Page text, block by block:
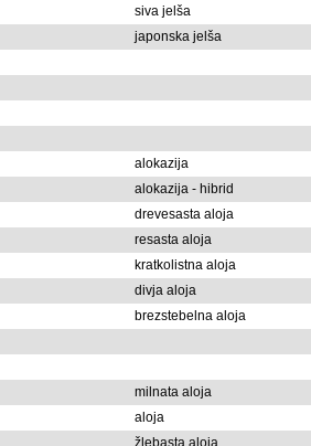
siva jelša
japonska jelša
alokazija
alokazija - hibrid
drevesasta aloja
resasta aloja
kratkolistna aloja
divja aloja
brezstebelna aloja
milnata aloja
aloja
žlebasta aloja